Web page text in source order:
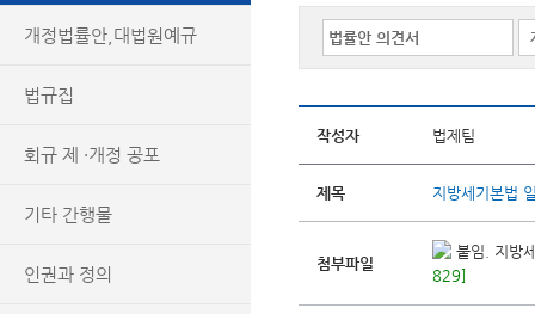
개정법률안,대법원예규
법규집
회규 제 ·개정 공포
기타 간행물
인권과 정의
작성자 법제팀
제목 지방세기본법
첨부파일
붙임. 지방
829]